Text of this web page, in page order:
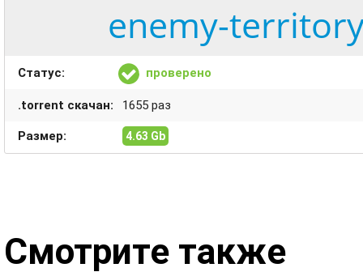
enemy-
Статус: проверено
.torrent скачан: 1655 раз
Размер: 4.63 Gb
Смотрите также